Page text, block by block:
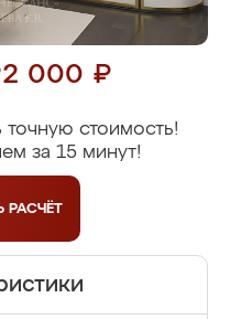
000 ₽
стоимость!
за 15 минут!
РАСЧЁТ